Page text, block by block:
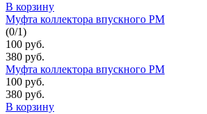
В корзину
Муфта коллектора впускного РМ
(0/1)
100 руб.
380 руб.
Муфта коллектора впускного РМ
100 руб.
380 руб.
В корзину